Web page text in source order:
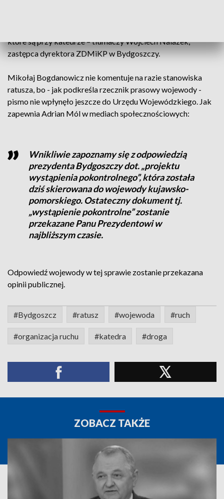
które są przy katedrze – tłumaczy Wojciech Nalazek,
zastępca dyrektora ZDMiKP w Bydgoszczy.
Mikołaj Bogdanowicz nie komentuje na razie stanowiska
ratusza, bo - jak podkreśla rzecznik prasowy wojewody -
pismo nie wpłynęło jeszcze do Urzędu Wojewódzkiego. Jak
zapewnia Adrian Mól w mediach społecznościowych:
Wnikliwie zapoznamy się z odpowiedzią
prezydenta Bydgoszczy dot. „projektu
wystąpienia pokontrolnego”, która została
dziś skierowana do wojewody kujawsko-
pomorskiego. Ostateczny dokument tj.
„wystąpienie pokontrolne” zostanie
przekazane Panu Prezydentowi w
najbliższym czasie.
Odpowiedź wojewody w tej sprawie zostanie przekazana
opinii publicznej.
#Bydgoszcz #ratusz #wojewoda #ruch
#organizacja ruchu #katedra #droga
ZOBACZ TAKŻE